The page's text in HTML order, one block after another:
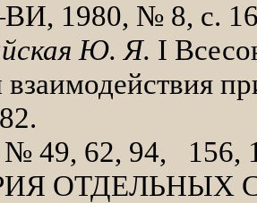
1980, № 8, с.
Ю. Я. I
взаимодействия
49, 62, 94, 156,
ОТДЕЛЬНЫХ